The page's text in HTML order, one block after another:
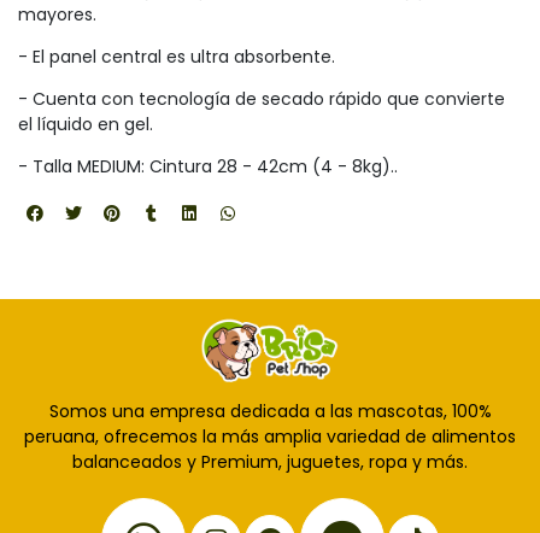
mayores.
- El panel central es ultra absorbente.
- Cuenta con tecnología de secado rápido que convierte
el líquido en gel.
- Talla MEDIUM: Cintura 28 - 42cm (4 - 8kg)..
Somos una empresa dedicada a las mascotas, 100%
peruana, ofrecemos la más amplia variedad de alimentos
balanceados y Premium, juguetes, ropa y más.